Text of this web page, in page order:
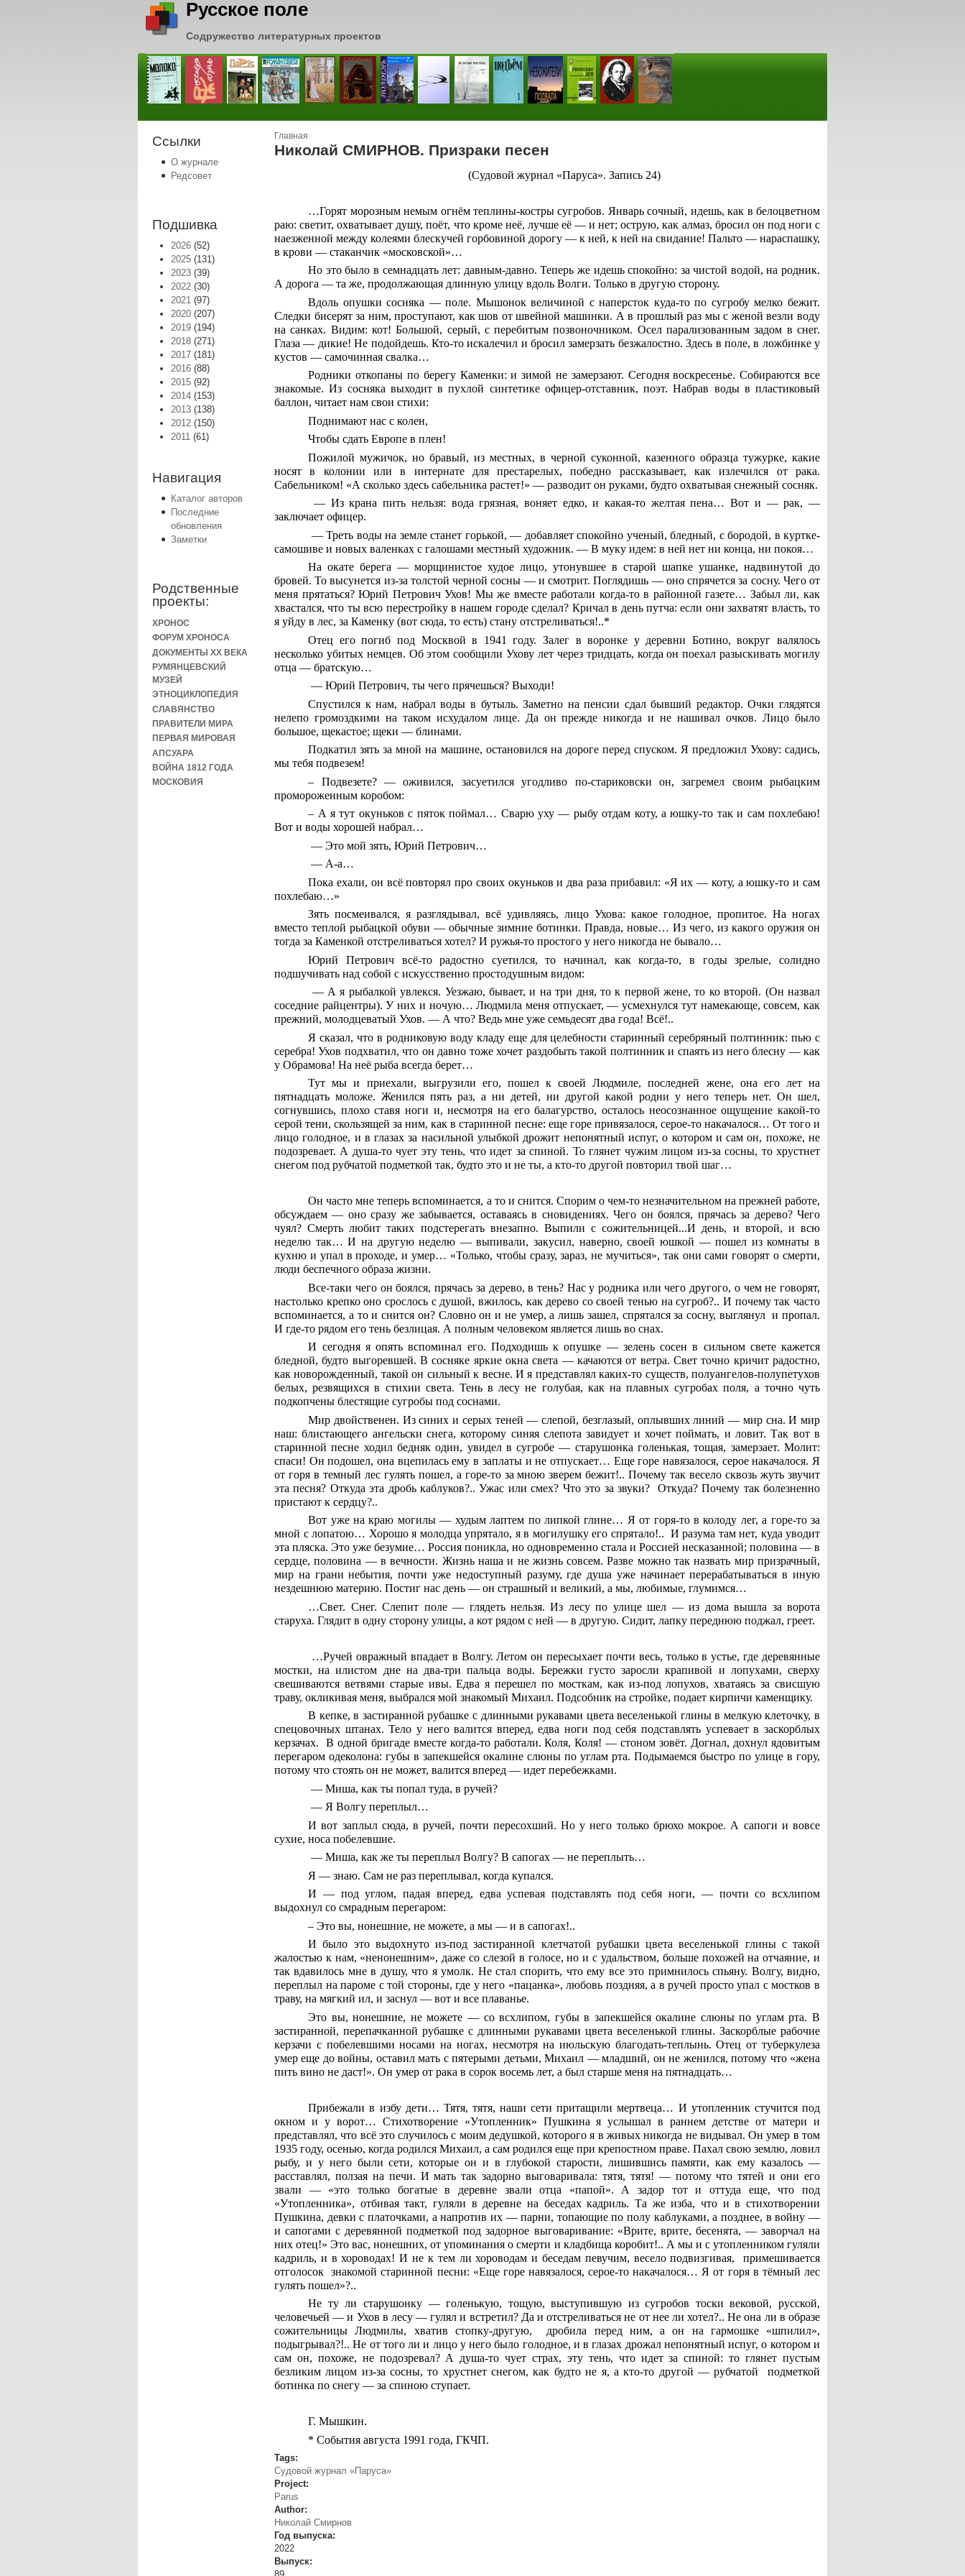
Русское поле
Содружество литературных проектов
Ссылки
О журнале
Редсовет
Подшивка
2026 (52)
2025 (131)
2023 (39)
2022 (30)
2021 (97)
2020 (207)
2019 (194)
2018 (271)
2017 (181)
2016 (88)
2015 (92)
2014 (153)
2013 (138)
2012 (150)
2011 (61)
Навигация
Каталог авторов
Последние
обновления
Заметки
Родственные
проекты:
ХРОНОС
ФОРУМ ХРОНОСА
ДОКУМЕНТЫ XX ВЕКА
РУМЯНЦЕВСКИЙ
МУЗЕЙ
ЭТНОЦИКЛОПЕДИЯ
СЛАВЯНСТВО
ПРАВИТЕЛИ МИРА
ПЕРВАЯ МИРОВАЯ
АПСУАРА
ВОЙНА 1812 ГОДА
МОСКОВИЯ
Вы здесь
Главная
Николай СМИРНОВ. Призраки песен
(Судовой журнал «Паруса». Запись 24)
…Горят морозным немым огнём теплины-костры сугробов. Январь сочный, идешь, как в белоцветном
раю: светит, охватывает душу, поёт, что кроме неё, лучше её — и нет; острую, как алмаз, бросил он под ноги с
наезженной между колеями блескучей горбовиной дорогу — к ней, к ней на свидание! Пальто — нараспашку,
в крови — стаканчик «московской»…
Но это было в семнадцать лет: давным-давно. Теперь же идешь спокойно: за чистой водой, на родник.
А дорога — та же, продолжающая длинную улицу вдоль Волги. Только в другую сторону.
Вдоль опушки сосняка — поле. Мышонок величиной с наперсток куда-то по сугробу мелко бежит.
Следки бисерят за ним, проступают, как шов от швейной машинки. А в прошлый раз мы с женой везли воду
на санках. Видим: кот! Большой, серый, с перебитым позвоночником. Осел парализованным задом в снег.
Глаза — дикие! Не подойдешь. Кто-то искалечил и бросил замерзать безжалостно. Здесь в поле, в ложбинке у
кустов — самочинная свалка…
Родники откопаны по берегу Каменки: и зимой не замерзают. Сегодня воскресенье. Собираются все
знакомые. Из сосняка выходит в пухлой синтетике офицер-отставник, поэт. Набрав воды в пластиковый
баллон, читает нам свои стихи:
Поднимают нас с колен,
Чтобы сдать Европе в плен!
Пожилой мужичок, но бравый, из местных, в черной суконной, казенного образца тужурке, какие
носят в колонии или в интернате для престарелых, победно рассказывает, как излечился от рака.
Сабельником! «А сколько здесь сабельника растет!» — разводит он руками, будто охватывая снежный сосняк.
— Из крана пить нельзя: вода грязная, воняет едко, и какая-то желтая пена… Вот и — рак, —
заключает офицер.
— Треть воды на земле станет горькой, — добавляет спокойно ученый, бледный, с бородой, в куртке-
самошиве и новых валенках с галошами местный художник. — В муку идем: в ней нет ни конца, ни покоя…
На окате берега — морщинистое худое лицо, утонувшее в старой шапке ушанке, надвинутой до
бровей. То высунется из-за толстой черной сосны — и смотрит. Поглядишь — оно спрячется за сосну. Чего от
меня прятаться? Юрий Петрович Ухов! Мы же вместе работали когда-то в районной газете… Забыл ли, как
хвастался, что ты всю перестройку в нашем городе сделал? Кричал в день путча: если они захватят власть, то
я уйду в лес, за Каменку (вот сюда, то есть) стану отстреливаться!..*
Отец его погиб под Москвой в 1941 году. Залег в воронке у деревни Ботино, вокруг валялось
несколько убитых немцев. Об этом сообщили Ухову лет через тридцать, когда он поехал разыскивать могилу
отца — братскую…
— Юрий Петрович, ты чего прячешься? Выходи!
Спустился к нам, набрал воды в бутыль. Заметно на пенсии сдал бывший редактор. Очки глядятся
нелепо громоздкими на таком исхудалом лице. Да он прежде никогда и не нашивал очков. Лицо было
большое, щекастое; щеки — блинами.
Подкатил зять за мной на машине, остановился на дороге перед спуском. Я предложил Ухову: садись,
мы тебя подвезем!
– Подвезете? — оживился, засуетился угодливо по-стариковски он, загремел своим рыбацким
промороженным коробом:
– А я тут окуньков с пяток поймал… Сварю уху — рыбу отдам коту, а юшку-то так и сам похлебаю!
Вот и воды хорошей набрал…
— Это мой зять, Юрий Петрович…
— А-а…
Пока ехали, он всё повторял про своих окуньков и два раза прибавил: «Я их — коту, а юшку-то и сам
похлебаю…»
Зять посмеивался, я разглядывал, всё удивляясь, лицо Ухова: какое голодное, пропитое. На ногах
вместо теплой рыбацкой обуви — обычные зимние ботинки. Правда, новые… Из чего, из какого оружия он
тогда за Каменкой отстреливаться хотел? И ружья-то простого у него никогда не бывало…
Юрий Петрович всё-то радостно суетился, то начинал, как когда-то, в годы зрелые, солидно
подшучивать над собой с искусственно простодушным видом:
— А я рыбалкой увлекся. Уезжаю, бывает, и на три дня, то к первой жене, то ко второй. (Он назвал
соседние райцентры). У них и ночую… Людмила меня отпускает, — усмехнулся тут намекающе, совсем, как
прежний, молодцеватый Ухов. — А что? Ведь мне уже семьдесят два года! Всё!..
Я сказал, что в родниковую воду кладу еще для целебности старинный серебряный полтинник: пью с
серебра! Ухов подхватил, что он давно тоже хочет раздобыть такой полтинник и спаять из него блесну — как
у Обрамова! На неё рыба всегда берет…
Тут мы и приехали, выгрузили его, пошел к своей Людмиле, последней жене, она его лет на
пятнадцать моложе. Женился пять раз, а ни детей, ни другой какой родни у него теперь нет. Он шел,
согнувшись, плохо ставя ноги и, несмотря на его балагурство, осталось неосознанное ощущение какой-то
серой тени, скользящей за ним, как в старинной песне: еще горе привязалося, серое-то накачалося… От того и
лицо голодное, и в глазах за насильной улыбкой дрожит непонятный испуг, о котором и сам он, похоже, не
подозревает. А душа-то чует эту тень, что идет за спиной. То глянет чужим лицом из-за сосны, то хрустнет
снегом под рубчатой подметкой так, будто это и не ты, а кто-то другой повторил твой шаг…
Он часто мне теперь вспоминается, а то и снится. Спорим о чем-то незначительном на прежней работе,
обсуждаем — оно сразу же забывается, оставаясь в сновидениях. Чего он боялся, прячась за дерево? Чего
чуял? Смерть любит таких подстерегать внезапно. Выпили с сожительницей...И день, и второй, и всю
неделю так… И на другую неделю — выпивали, закусил, наверно, своей юшкой — пошел из комнаты в
кухню и упал в проходе, и умер… «Только, чтобы сразу, зараз, не мучиться», так они сами говорят о смерти,
люди беспечного образа жизни.
Все-таки чего он боялся, прячась за дерево, в тень? Нас у родника или чего другого, о чем не говорят,
настолько крепко оно срослось с душой, вжилось, как дерево со своей тенью на сугроб?.. И почему так часто
вспоминается, а то и снится он? Словно он и не умер, а лишь зашел, спрятался за сосну, выглянул и пропал.
И где-то рядом его тень безлицая. А полным человеком является лишь во снах.
И сегодня я опять вспоминал его. Подходишь к опушке — зелень сосен в сильном свете кажется
бледной, будто выгоревшей. В сосняке яркие окна света — качаются от ветра. Свет точно кричит радостно,
как новорожденный, такой он сильный к весне. И я представлял каких-то существ, полуангелов-полупетухов
белых, резвящихся в стихии света. Тень в лесу не голубая, как на плавных сугробах поля, а точно чуть
подкопчены блестящие сугробы под соснами.
Мир двойственен. Из синих и серых теней — слепой, безглазый, оплывших линий — мир сна. И мир
наш: блистающего ангельски снега, которому синяя слепота завидует и хочет поймать, и ловит. Так вот в
старинной песне ходил бедняк один, увидел в сугробе — старушонка голенькая, тощая, замерзает. Молит:
спаси! Он подошел, она вцепилась ему в заплаты и не отпускает… Еще горе навязалося, серое накачалося. Я
от горя в темный лес гулять пошел, а горе-то за мною зверем бежит!.. Почему так весело сквозь жуть звучит
эта песня? Откуда эта дробь каблуков?.. Ужас или смех? Что это за звуки? Откуда? Почему так болезненно
пристают к сердцу?..
Вот уже на краю могилы — худым лаптем по липкой глине… Я от горя-то в колоду лег, а горе-то за
мной с лопатою… Хорошо я молодца упрятало, я в могилушку его спрятало!.. И разума там нет, куда уводит
эта пляска. Это уже безумие… Россия поникла, но одновременно стала и Россией несказанной; половина — в
сердце, половина — в вечности. Жизнь наша и не жизнь совсем. Разве можно так назвать мир призрачный,
мир на грани небытия, почти уже недоступный разуму, где душа уже начинает перерабатываться в иную
нездешнюю материю. Постиг нас день — он страшный и великий, а мы, любимые, глумимся…
…Свет. Снег. Слепит поле — глядеть нельзя. Из лесу по улице шел — из дома вышла за ворота
старуха. Глядит в одну сторону улицы, а кот рядом с ней — в другую. Сидит, лапку переднюю поджал, греет.
…Ручей овражный впадает в Волгу. Летом он пересыхает почти весь, только в устье, где деревянные
мостки, на илистом дне на два-три пальца воды. Бережки густо заросли крапивой и лопухами, сверху
свешиваются ветвями старые ивы. Едва я перешел по мосткам, как из-под лопухов, хватаясь за свисшую
траву, окликивая меня, выбрался мой знакомый Михаил. Подсобник на стройке, подает кирпичи каменщику.
В кепке, в застиранной рубашке с длинными рукавами цвета веселенькой глины в мелкую клеточку, в
спецовочных штанах. Тело у него валится вперед, едва ноги под себя подставлять успевает в заскорблых
керзачах. В одной бригаде вместе когда-то работали. Коля, Коля! — стоном зовёт. Догнал, дохнул ядовитым
перегаром одеколона: губы в запекшейся окалине слюны по углам рта. Подымаемся быстро по улице в гору,
потому что стоять он не может, валится вперед — идет перебежками.
— Миша, как ты попал туда, в ручей?
— Я Волгу переплыл…
И вот заплыл сюда, в ручей, почти пересохший. Но у него только брюхо мокрое. А сапоги и вовсе
сухие, носа побелевшие.
— Миша, как же ты переплыл Волгу? В сапогах — не переплыть…
Я — знаю. Сам не раз переплывал, когда купался.
И — под углом, падая вперед, едва успевая подставлять под себя ноги, — почти со всхлипом
выдохнул со смрадным перегаром:
– Это вы, нонешние, не можете, а мы — и в сапогах!..
И было это выдохнуто из-под застиранной клетчатой рубашки цвета веселенькой глины с такой
жалостью к нам, «ненонешним», даже со слезой в голосе, но и с удальством, больше похожей на отчаяние, и
так вдавилось мне в душу, что я умолк. Не стал спорить, что ему все это примнилось спьяну. Волгу, видно,
переплыл на пароме с той стороны, где у него «пацанка», любовь поздняя, а в ручей просто упал с мостков в
траву, на мягкий ил, и заснул — вот и все плаванье.
Это вы, нонешние, не можете — со всхлипом, губы в запекшейся окалине слюны по углам рта. В
застиранной, перепачканной рубашке с длинными рукавами цвета веселенькой глины. Заскорблые рабочие
керзачи с побелевшими носами на ногах, несмотря на июльскую благодать-теплынь. Отец от туберкулеза
умер еще до войны, оставил мать с пятерыми детьми, Михаил — младший, он не женился, потому что «жена
пить вино не даст!». Он умер от рака в сорок восемь лет, а был старше меня на пятнадцать…
Прибежали в избу дети… Тятя, тятя, наши сети притащили мертвеца… И утопленник стучится под
окном и у ворот… Стихотворение «Утопленник» Пушкина я услышал в раннем детстве от матери и
представлял, что всё это случилось с моим дедушкой, которого я в живых никогда не видывал. Он умер в том
1935 году, осенью, когда родился Михаил, а сам родился еще при крепостном праве. Пахал свою землю, ловил
рыбу, и у него были сети, которые он и в глубокой старости, лишившись памяти, как ему казалось —
расставлял, ползая на печи. И мать так задорно выговаривала: тятя, тятя! — потому что тятей и они его
звали — «это только богатые в деревне звали отца «папой». А задор тот и оттуда еще, что под
«Утопленника», отбивая такт, гуляли в деревне на беседах кадриль. Та же изба, что и в стихотворении
Пушкина, девки с платочками, а напротив их — парни, топающие по полу каблуками, а позднее, в войну —
и сапогами с деревянной подметкой под задорное выговаривание: «Врите, врите, бесенята, — заворчал на
них отец!» Это вас, нонешних, от упоминания о смерти и кладбища коробит!.. А мы и с утопленником гуляли
кадриль, и в хороводах! И не к тем ли хороводам и беседам певучим, весело подвизгивая, примешивается
отголосок знакомой старинной песни: «Еще горе навязалося, серое-то накачалося… Я от горя в тёмный лес
гулять пошел»?..
Не ту ли старушонку — голенькую, тощую, выступившую из сугробов тоски вековой, русской,
человечьей — и Ухов в лесу — гулял и встретил? Да и отстреливаться не от нее ли хотел?.. Не она ли в образе
сожительницы Людмилы, хватив стопку-другую, дробила перед ним, а он на гармошке «шпилил»,
подыгрывал?!.. Не от того ли и лицо у него было голодное, и в глазах дрожал непонятный испуг, о котором и
сам он, похоже, не подозревал? А душа-то чует страх, эту тень, что идет за спиной: то глянет пустым
безликим лицом из-за сосны, то хрустнет снегом, как будто не я, а кто-то другой — рубчатой подметкой
ботинка по снегу — за спиною ступает.
Г. Мышкин.
* События августа 1991 года, ГКЧП.
Tags:
Судовой журнал «Паруса»
Project:
Parus
Author:
Николай Смирнов
Год выпуска:
2022
Выпуск: